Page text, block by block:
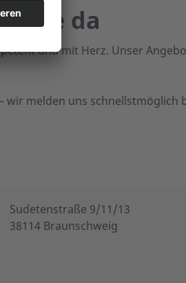
Sie da
und mit Herz. Unser
wir melden uns schnellstmöglich
Sudetenstraße 9/11/13
38114 Braunschweig